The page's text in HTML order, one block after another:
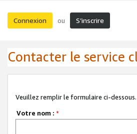
Connexion ou S’inscrire
Contacter le service
Veuillez remplir le formulaire ci-dessous.
Votre nom : *